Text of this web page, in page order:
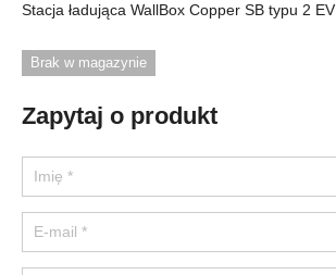
Stacja ładująca WallBox Copper SB typu 2 EV
Brak w magazynie
Zapytaj o produkt